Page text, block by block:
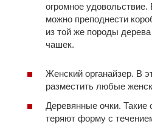
огромное
можно преподнести
из той же породы
чашек.
Женский органайзер. В
разместить любые
Деревянные очки. Такие
теряют форму с